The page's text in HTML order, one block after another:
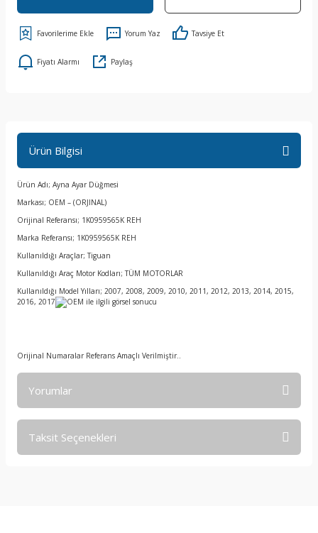
Yorum Yaz Tavsiye Et
Fiyatı Alarmı Paylaş
Ürün Bilgisi
Ürün Adı; Ayna Ayar Düğmesi
Markası; OEM – (ORJINAL)
Orijinal Referansı; 1K0959565K REH
Marka Referansı; 1K0959565K REH
Kullanıldığı Araçlar; Tiguan
Kullanıldığı Araç Motor Kodları; TÜM MOTORLAR
Kullanıldığı Model Yılları; 2007, 2008, 2009, 2010, 2011, 2012, 2013, 2014, 2015,
2016, 2017
Orijinal Numaralar Referans Amaçlı Verilmiştir..
Yorumlar
Taksit Seçenekleri